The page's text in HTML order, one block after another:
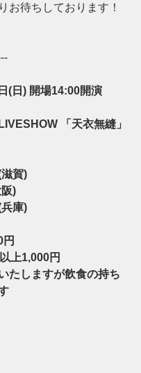
お待ちしております！
(日) 開場14:00開演
「天衣無縫」
賀)
)
庫)
上1,000円
たしますが飲食の持ち